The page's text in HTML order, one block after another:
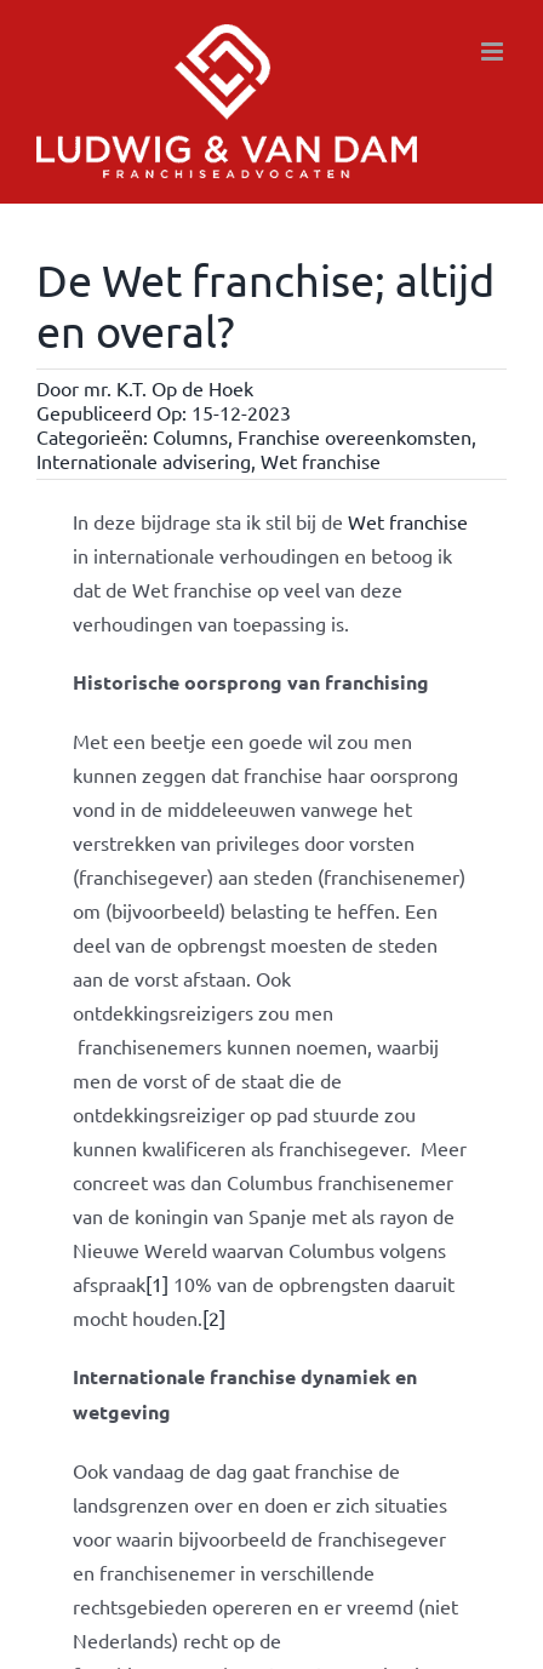
De Wet franchise; altijd
en overal?
Door mr. K.T. Op de Hoek
Gepubliceerd Op: 15-12-2023
Categorieën: Columns, Franchise overeenkomsten,
Internationale advisering, Wet franchise
In deze bijdrage sta ik stil bij de Wet franchise
in internationale verhoudingen en betoog ik
dat de Wet franchise op veel van deze
verhoudingen van toepassing is.
Historische oorsprong van franchising
Met een beetje een goede wil zou men
kunnen zeggen dat franchise haar oorsprong
vond in de middeleeuwen vanwege het
verstrekken van privileges door vorsten
(franchisegever) aan steden (franchisenemer)
om (bijvoorbeeld) belasting te heffen. Een
deel van de opbrengst moesten de steden
aan de vorst afstaan. Ook
ontdekkingsreizigers zou men
franchisenemers kunnen noemen, waarbij
men de vorst of de staat die de
ontdekkingsreiziger op pad stuurde zou
kunnen kwalificeren als franchisegever. Meer
concreet was dan Columbus franchisenemer
van de koningin van Spanje met als rayon de
Nieuwe Wereld waarvan Columbus volgens
afspraak[1] 10% van de opbrengsten daaruit
mocht houden.[2]
Internationale franchise dynamiek en
wetgeving
Ook vandaag de dag gaat franchise de
landsgrenzen over en doen er zich situaties
voor waarin bijvoorbeeld de franchisegever
en franchisenemer in verschillende
rechtsgebieden opereren en er vreemd (niet
Nederlands) recht op de